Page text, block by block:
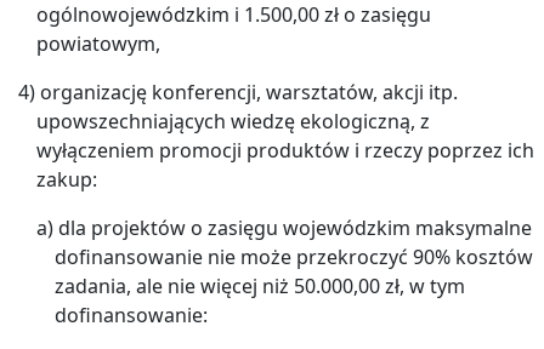
ogólnowojewódzkim i 1.500,00 zł o zasięgu
powiatowym,
4) organizację konferencji, warsztatów, akcji itp.
upowszechniających wiedzę ekologiczną, z
wyłączeniem promocji produktów i rzeczy poprzez ich
zakup:
a) dla projektów o zasięgu wojewódzkim maksymalne
dofinansowanie nie może przekroczyć 90% kosztów
zadania, ale nie więcej niż 50.000,00 zł, w tym
dofinansowanie: